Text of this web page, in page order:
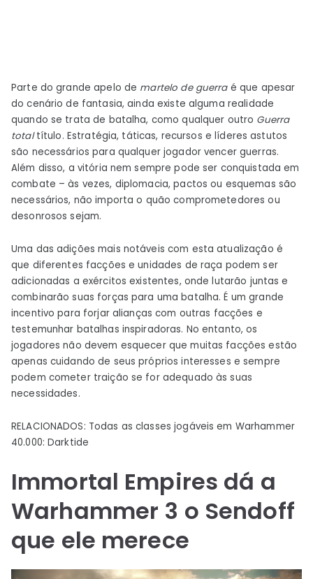
Parte do grande apelo de martelo de guerraé que apesar
do cenário de fantasia, ainda existe alguma realidade
quando se trata de batalha, como qualquer outro Guerra
totaltítulo. Estratégia, táticas, recursos e líderes astutos
são necessários para qualquer jogador vencer guerras.
Além disso, a vitória nem sempre pode ser conquistada em
combate – às vezes, diplomacia, pactos ou esquemas são
necessários, não importa o quão comprometedores ou
desonrosos sejam.
Uma das adições mais notáveis ​​com esta atualização é
que diferentes facções e unidades de raça podem ser
adicionadas a exércitos existentes, onde lutarão juntas e
combinarão suas forças para uma batalha. É um grande
incentivo para forjar alianças com outras facções e
testemunhar batalhas inspiradoras. No entanto, os
jogadores não devem esquecer que muitas facções estão
apenas cuidando de seus próprios interesses e sempre
podem cometer traição se for adequado às suas
necessidades.
RELACIONADOS: Todas as classes jogáveis ​​em Warhammer
40.000: Darktide
Immortal Empires dá a
Warhammer 3 o Sendoff
que ele merece